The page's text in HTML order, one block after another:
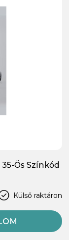
Ös Színkód
Külső raktáron